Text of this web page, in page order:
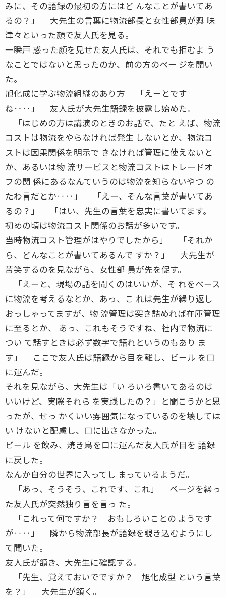
みに、その語録の最初の方にはど んなことが書いてあ
るの？」 大先生の言葉に物流部長と女性部員が興 味
津々といった顔で友人氏を見る。
一瞬戸 惑った顔を見せた友人氏は、それでも拒むよ う
なことではないと思ったのか、前の方のペー ジを開い
た。
旭化成に学ぶ物流組織のあり方 「えーとです
ね‥‥」 友人氏が大先生語録を披露し始めた。
「はじめの方は講演のときのお話で、たと えば、物流
コストは物流をやらなければ発生 しないとか、物流コ
ストは因果関係を明示で きなければ管理に使えないと
か、あるいは物 流サービスと物流コストはトレードオ
フの関 係にあるなんていうのは物流を知らないやつ の
たわ言だとか‥‥」 「えー、そんな言葉が書いてあ
るの？」 「はい、先生の言葉を忠実に書いてます。
初めの頃は物流コスト関係のお話が多いです。
当時物流コスト管理がはやりでしたから」 「それか
ら、どんなことが書いてあるんで すか？」 大先生が
苦笑するのを見ながら、女性部 員が先を促す。
「えーと、現場の話を聞くのはいいが、そ れをベース
に物流を考えるなとか、あっ、こ れは先生が繰り返し
おっしゃってますが、物 流管理は突き詰めれば在庫管理
に至るとか、 あっ、これもそうですね、社内で物流に
つい て話すときは必ず数字で語れというのもあり ま
す」 ここで友人氏は語録から目を離し、ビール を口
に運んだ。
それを見ながら、大先生は「い ろいろ書いてあるのは
いいけど、実際それら を実践したの？」と聞こうかと思
ったが、せっ かくいい雰囲気になっているのを壊しては
い けないと配慮し、口に出さなかった。
ビール を飲み、焼き鳥を口に運んだ友人氏が目を 語録
に戻した。
なんか自分の世界に入ってし まっているようだ。
「あっ、そうそう、これです、これ」 ページを繰っ
た友人氏が突然独り言を言っ た。
「これって何ですか？ おもしろいことの ようです
が‥‥」 隣から物流部長が語録を覗き込むようにし
て聞いた。
友人氏が頷き、大先生に確認する。
「先生、覚えておいでですか？ 旭化成型 という言葉
を？」 大先生が頷く。